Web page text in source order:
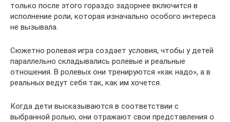
только после этого гораздо задорнее включится в
исполнение роли, которая изначально особого интереса
не вызывала.
Сюжетно ролевая игра создает условия, чтобы у детей
параллельно складывались ролевые и реальные
отношения. В ролевых они тренируются «как надо», а в
реальных ведут себя так, как им хочется.
Когда дети высказываются в соответствии с
выбранной ролью, они отражают свои представления о